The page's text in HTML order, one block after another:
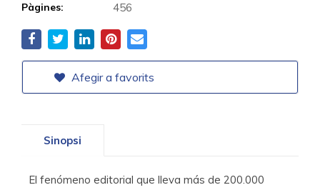
Pàgines: 456
Afegir a favorits
Sinopsi
El fenómeno editorial que lleva más de 200.000